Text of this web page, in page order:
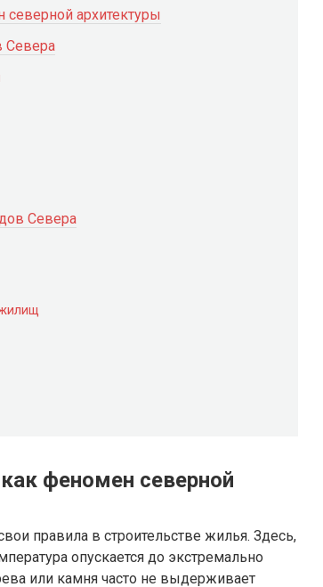
архитектуры
Севера
Севера
феномен северной
правила в строительстве жилья. Здесь,
опускается до экстремально
или камня часто не выдерживает